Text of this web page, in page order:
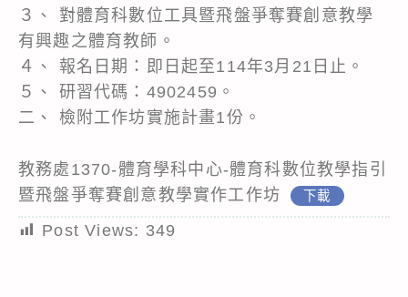
３、 對體育科數位工具暨飛盤爭奪賽創意教學
有興趣之體育教師。
４、 報名日期：即日起至114年3月21日止。
５、 研習代碼：4902459。
二、 檢附工作坊實施計畫1份。
教務處1370-體育學科中心-體育科數位教學指引
暨飛盤爭奪賽創意教學實作工作坊
下載
Post Views: 349